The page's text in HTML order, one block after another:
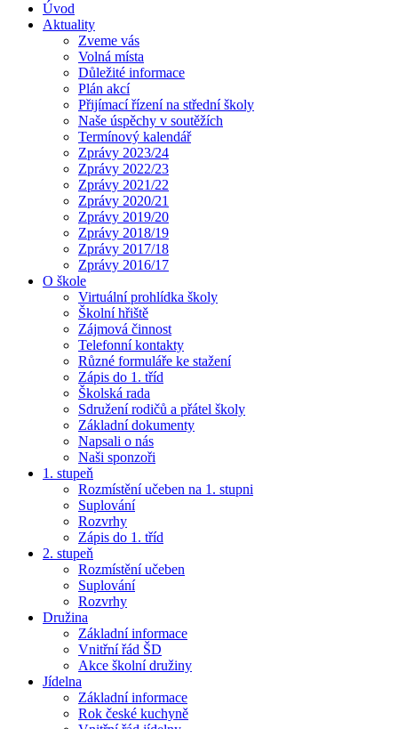
Úvod
Aktuality
Zveme vás
Volná místa
Důležité informace
Plán akcí
Přijímací řízení na střední školy
Naše úspěchy v soutěžích
Termínový kalendář
Zprávy 2023/24
Zprávy 2022/23
Zprávy 2021/22
Zprávy 2020/21
Zprávy 2019/20
Zprávy 2018/19
Zprávy 2017/18
Zprávy 2016/17
O škole
Virtuální prohlídka školy
Školní hřiště
Zájmová činnost
Telefonní kontakty
Různé formuláře ke stažení
Zápis do 1. tříd
Školská rada
Sdružení rodičů a přátel školy
Základní dokumenty
Napsali o nás
Naši sponzoři
1. stupeň
Rozmístění učeben na 1. stupni
Suplování
Rozvrhy
Zápis do 1. tříd
2. stupeň
Rozmístění učeben
Suplování
Rozvrhy
Družina
Základní informace
Vnitřní řád ŠD
Akce školní družiny
Jídelna
Základní informace
Rok české kuchyně